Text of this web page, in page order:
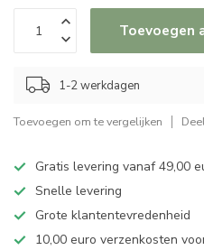
Toevoegen
1-2 werkdagen
Toevoegen om te vergelijken
Gratis levering vanaf 49,00
Snelle levering
Grote klantentevredenheid
10,00 euro verzenkosten